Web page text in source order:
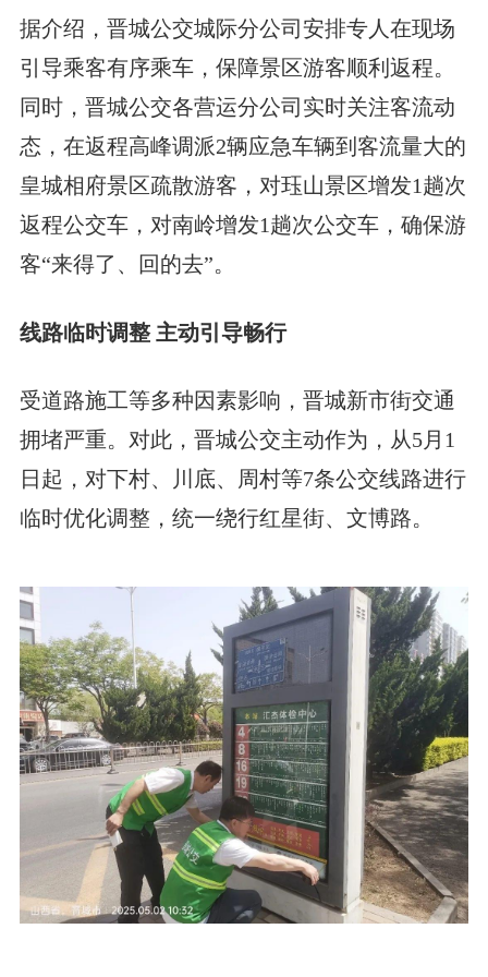
据介绍，晋城公交城际分公司安排专人在现场
引导乘客有序乘车，保障景区游客顺利返程。
同时，晋城公交各营运分公司实时关注客流动
态，在返程高峰调派2辆应急车辆到客流量大的
皇城相府景区疏散游客，对珏山景区增发1趟次
返程公交车，对南岭增发1趟次公交车，确保游
客“来得了、回的去”。
线路临时调整 主动引导畅行
受道路施工等多种因素影响，晋城新市街交通
拥堵严重。对此，晋城公交主动作为，从5月1
日起，对下村、川底、周村等7条公交线路进行
临时优化调整，统一绕行红星街、文博路。